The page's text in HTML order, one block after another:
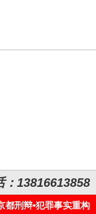
：13816613858
都刑辩•犯罪事实重构